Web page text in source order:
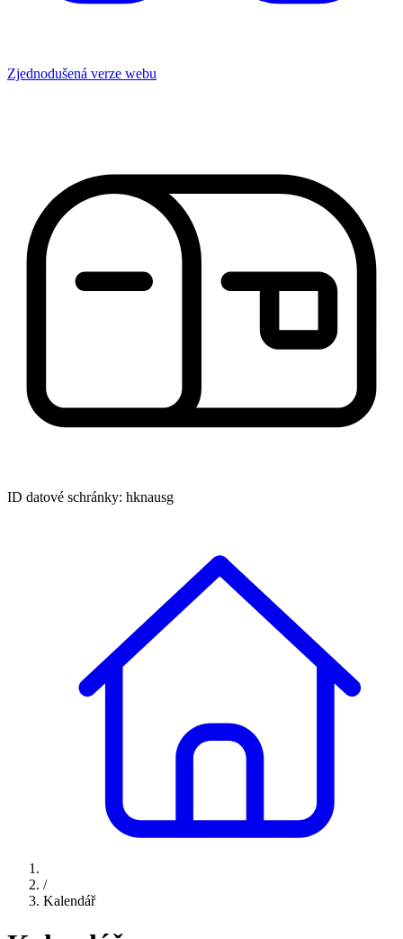
Zjednodušená verze webu
ID datové schránky: hknausg
/
Kalendář